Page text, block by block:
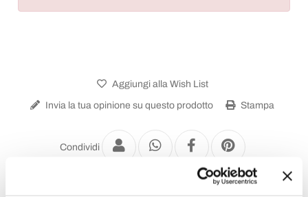
Aggiungi alla Wish List
Invia la tua opinione su questo prodotto Stampa
Condividi